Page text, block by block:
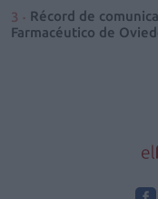
Récord de
Farmacéutico de